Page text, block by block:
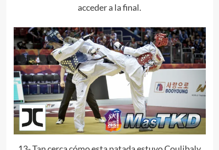
acceder a la final.